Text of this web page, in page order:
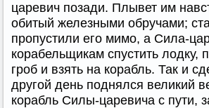
царевич позади. Плывет им
обитый железными обручами;
пропустили его мимо, а Сила-
корабельщикам спустить лодку,
гроб и взять на корабль. Так и
другой день поднялся великий
корабль Силы-царевича с пути,